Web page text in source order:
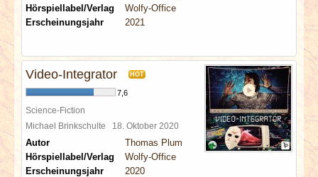
Hörspiellabel/Verlag
Wolfy-Office
Erscheinungsjahr
2021
Video-Integrator HOT
7,6
Science-Fiction
Michael Brinkschulte 18. Oktober 2020
Autor
Thomas Plum
Hörspiellabel/Verlag
Wolfy-Office
Erscheinungsjahr
2020